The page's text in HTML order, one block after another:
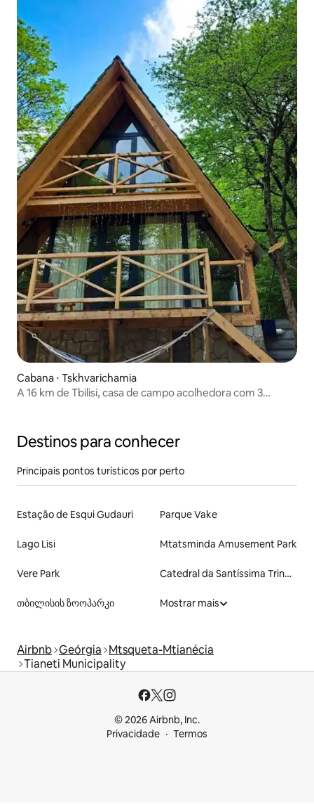
Cabana ⋅ Tskhvarichamia
A 16 km de Tbilisi, casa de campo acolhedora com 3
Destinos para conhecer
Principais pontos turísticos por perto
Estação de Esqui Gudauri Parque Vake
Lago Lisi Mtatsminda Amusement Park
Vere Park Catedral da Santíssima Trindade de Tbilisi
თბილისის ზოოპარკი Mostrar mais
Airbnb Geórgia Mtsqueta-Mtianécia
Tianeti Municipality
© 2026 Airbnb, Inc.
Privacidade
Termos